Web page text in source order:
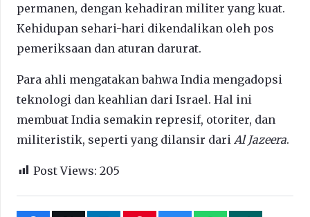
permanen, dengan kehadiran militer yang kuat.
Kehidupan sehari-hari dikendalikan oleh pos
pemeriksaan dan aturan darurat.
Para ahli mengatakan bahwa India mengadopsi
teknologi dan keahlian dari Israel. Hal ini
membuat India semakin represif, otoriter, dan
militeristik, seperti yang dilansir dari Al Jazeera.
Post Views: 205